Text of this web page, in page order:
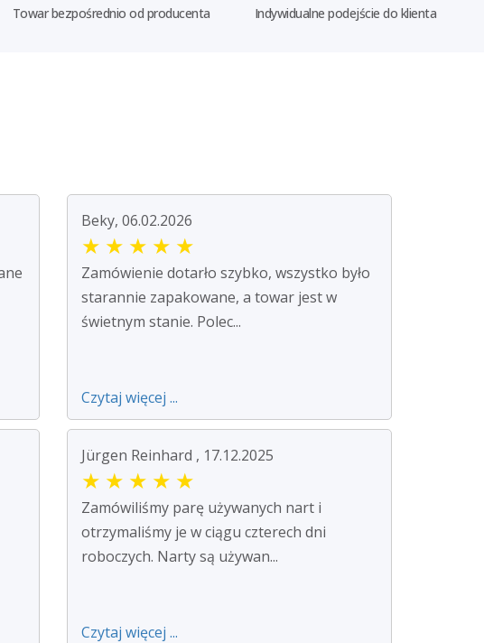
Towar bezpośrednio od producenta Indywidualne podejście do klienta
Beky, 06.02.2026
★ ★ ★ ★ ★
Zamówienie dotarło szybko, wszystko było
starannie zapakowane, a towar jest w
świetnym stanie. Polec...
Czytaj więcej ...
Jürgen Reinhard , 17.12.2025
★ ★ ★ ★ ★
Zamówiliśmy parę używanych nart i
otrzymaliśmy je w ciągu czterech dni
roboczych. Narty są używan...
Czytaj więcej ...